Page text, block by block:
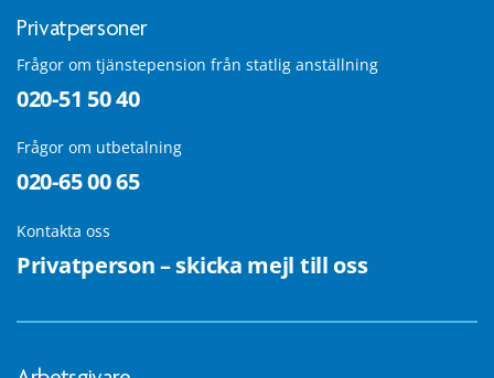
Privatpersoner
Frågor om tjänstepension från statlig anställning
020-51 50 40
Frågor om utbetalning
020-65 00 65
Kontakta oss
Privatperson – skicka mejl till oss